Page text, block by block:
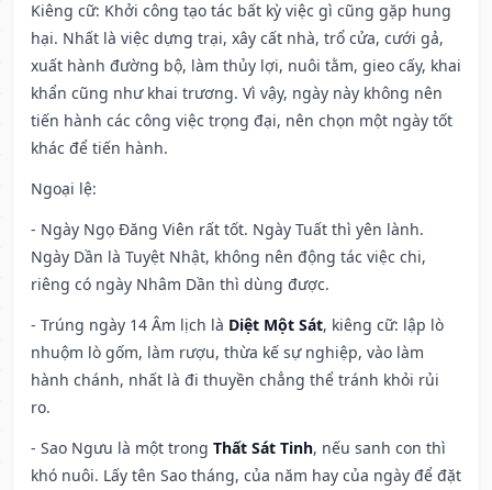
Kiêng cữ: Khởi công tạo tác bất kỳ việc gì cũng gặp hung
hại. Nhất là việc dựng trại, xây cất nhà, trổ cửa, cưới gả,
xuất hành đường bộ, làm thủy lợi, nuôi tằm, gieo cấy, khai
khẩn cũng như khai trương. Vì vậy, ngày này không nên
tiến hành các công việc trọng đại, nên chọn một ngày tốt
khác để tiến hành.
Ngoại lệ:
- Ngày Ngọ Đăng Viên rất tốt. Ngày Tuất thì yên lành.
Ngày Dần là Tuyệt Nhật, không nên động tác việc chi,
riêng có ngày Nhâm Dần thì dùng được.
- Trúng ngày 14 Âm lịch là Diệt Một Sát, kiêng cữ: lập lò
nhuộm lò gốm, làm rượu, thừa kế sự nghiệp, vào làm
hành chánh, nhất là đi thuyền chẳng thể tránh khỏi rủi
ro.
- Sao Ngưu là một trong Thất Sát Tinh, nếu sanh con thì
khó nuôi. Lấy tên Sao tháng, của năm hay của ngày để đặt